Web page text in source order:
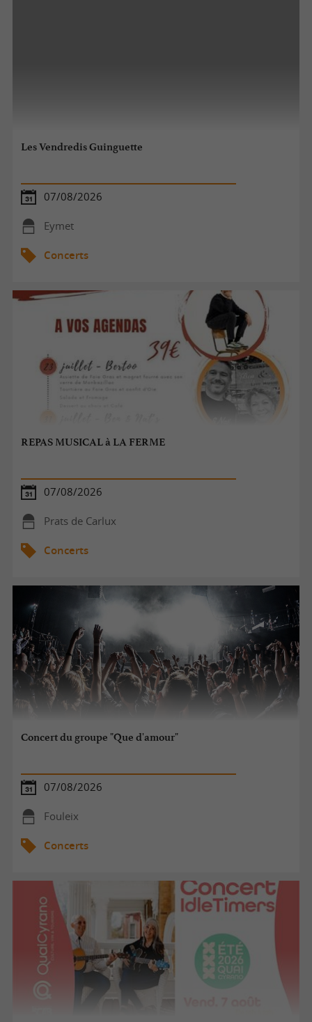
Les Vendredis Guinguette
07/08/2026
Eymet
Concerts
REPAS MUSICAL à LA FERME
07/08/2026
Prats de Carlux
Concerts
Concert du groupe "Que d'amour"
07/08/2026
Fouleix
Concerts